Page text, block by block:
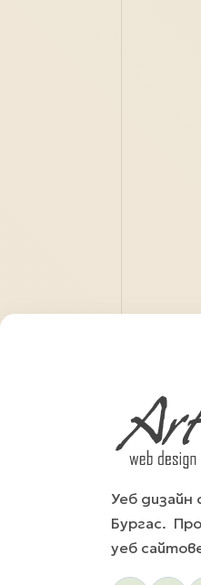
Уеб
Бургас.
уеб